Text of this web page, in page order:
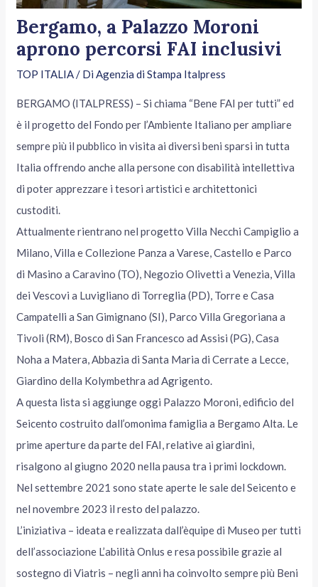
Bergamo, a Palazzo Moroni
aprono percorsi FAI inclusivi
TOP ITALIA/ DiAgenzia di Stampa Italpress
BERGAMO (ITALPRESS) – Si chiama “Bene FAI per tutti” ed
è il progetto del Fondo per l’Ambiente Italiano per ampliare
sempre più il pubblico in visita ai diversi beni sparsi in tutta
Italia offrendo anche alla persone con disabilità intellettiva
di poter apprezzare i tesori artistici e architettonici
custoditi.
Attualmente rientrano nel progetto Villa Necchi Campiglio a
Milano, Villa e Collezione Panza a Varese, Castello e Parco
di Masino a Caravino (TO), Negozio Olivetti a Venezia, Villa
dei Vescovi a Luvigliano di Torreglia (PD), Torre e Casa
Campatelli a San Gimignano (SI), Parco Villa Gregoriana a
Tivoli (RM), Bosco di San Francesco ad Assisi (PG), Casa
Noha a Matera, Abbazia di Santa Maria di Cerrate a Lecce,
Giardino della Kolymbethra ad Agrigento.
A questa lista si aggiunge oggi Palazzo Moroni, edificio del
Seicento costruito dall’omonima famiglia a Bergamo Alta. Le
prime aperture da parte del FAI, relative ai giardini,
risalgono al giugno 2020 nella pausa tra i primi lockdown.
Nel settembre 2021 sono state aperte le sale del Seicento e
nel novembre 2023 il resto del palazzo.
L’iniziativa – ideata e realizzata dall’èquipe di Museo per tutti
dell’associazione L’abilità Onlus e resa possibile grazie al
sostegno di Viatris – negli anni ha coinvolto sempre più Beni